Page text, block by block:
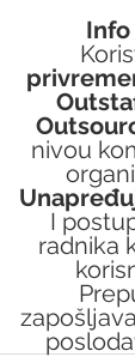
Info
nivou
I
radnika